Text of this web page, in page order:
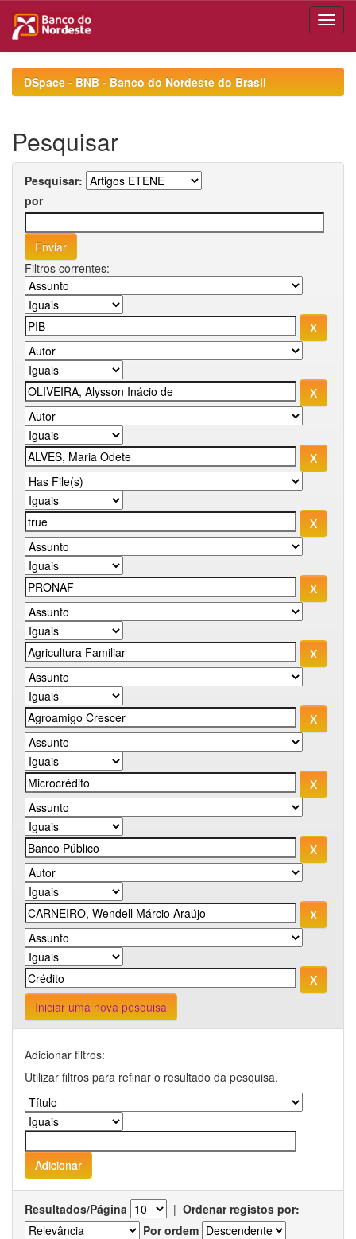
navigationDSpace - BNB - Banco do Nordeste do Brasil
Pesquisar
Pesquisar:
por
Filtros correntes:
Iniciar uma nova pesquisa
Adicionar filtros:
Utilizar filtros para refinar o resultado da pesquisa.
Resultados/Página | Ordenar registos por:
Por ordem